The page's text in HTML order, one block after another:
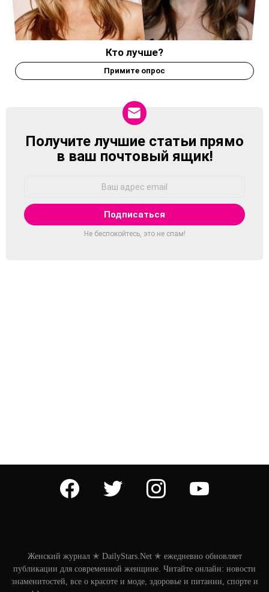
Кто лучше?
Примите опрос
NEWSLETTER
Получите лучшие статьи прямо
в ваш почтовый ящик!
Не беспокойтесь, это не спам!
facebook twitter instagram youtube
Женский журнал ✭ DailyStars.Net ✭ ежедневно обновляет
публикации для современной женщине. Читайте онлайн: новости
знаменитостей, все о красоте и моде, здоровье и питании, спорте и